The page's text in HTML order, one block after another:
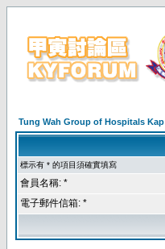
Tung Wah Group of Hospitals
標示有 * 的項目須確實填寫
會員名稱: *
電子郵件信箱: *